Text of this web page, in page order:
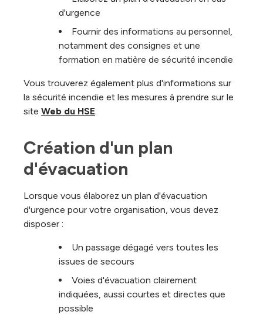
d'urgence
Fournir des informations au personnel,
notamment des consignes et une
formation en matière de sécurité incendie
Vous trouverez également plus d'informations sur
la sécurité incendie et les mesures à prendre sur le
site Web du HSE.
Création d'un plan
d'évacuation
Lorsque vous élaborez un plan d'évacuation
d'urgence pour votre organisation, vous devez
disposer :
Un passage dégagé vers toutes les
issues de secours
Voies d'évacuation clairement
indiquées, aussi courtes et directes que
possible